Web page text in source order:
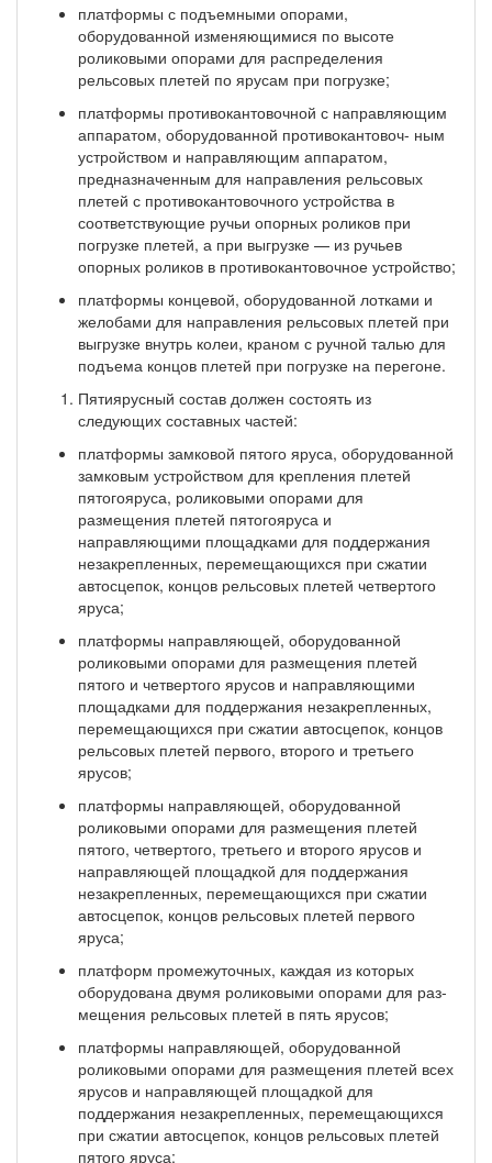
платформы с подъемными опорами,
оборудованной изменяющимися по высоте
роликовыми опорами для распределения
рельсовых плетей по ярусам при погрузке;
платформы противокантовочной с направляющим
аппаратом, оборудованной противокантовоч- ным
устройством и направляющим аппаратом,
предназначенным для направления рельсовых
плетей с противокантовочного устройства в
соответствующие ручьи опорных роликов при
погрузке плетей, а при выгрузке — из ручьев
опорных роликов в противокантовочное устройство;
платформы концевой, оборудованной лотками и
желобами для направления рельсовых плетей при
выгрузке внутрь колеи, краном с ручной талью для
подъема концов плетей при погрузке на перегоне.
Пятиярусный состав должен состоять из
следующих составных частей:
платформы замковой пятого яруса, оборудованной
замковым устройством для крепления пле­тей
пятогояруса, роликовыми опорами для
размещения плетей пятогояруса и
направляющими площад­ками для поддержания
незакрепленных, перемещающихся при сжатии
автосцепок, концов рельсовых плетей четвертого
яруса;
платформы направляющей, оборудованной
роликовыми опорами для размещения плетей
пято­го и четвертого ярусов и направляющими
площадками для поддержания незакрепленных,
перемещаю­щихся при сжатии автосцепок, концов
рельсовых плетей первого, второго и третьего
ярусов;
платформы направляющей, оборудованной
роликовыми опорами для размещения плетей
пято­го, четвертого, третьего и второго ярусов и
направляющей площадкой для поддержания
незакреплен­ных, перемещающихся при сжатии
автосцепок, концов рельсовых плетей первого
яруса;
платформ промежуточных, каждая из которых
оборудована двумя роликовыми опорами для раз­
мещения рельсовых плетей в пять ярусов;
платформы направляющей, оборудованной
роликовыми опорами для размещения плетей всех
ярусов и направляющей площадкой для
поддержания незакрепленных, перемещающихся
при сжатии автосцепок, концов рельсовых плетей
пятого яруса;